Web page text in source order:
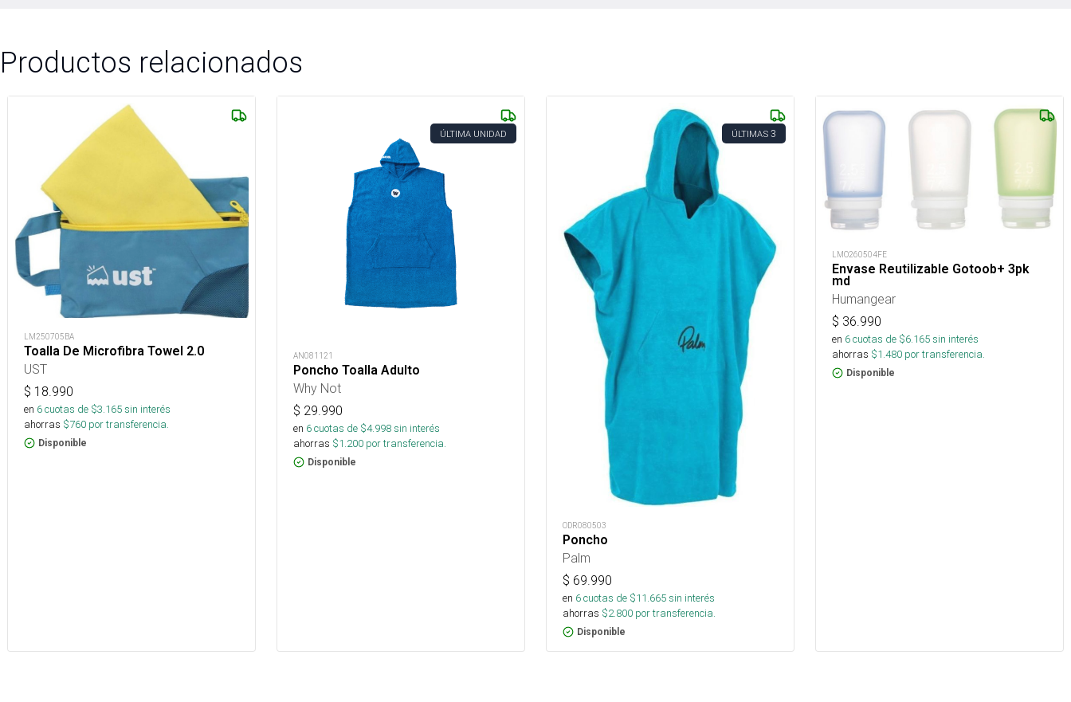
Productos relacionados
LM250705BA
Toalla De Microfibra Towel 2.0
UST
$ 18.990
en 6cuotas de $3.165sin interés
ahorras $760 por transferencia.
Disponible
ÚLTIMA UNIDAD
AN081121
Poncho Toalla Adulto
Why Not
$ 29.990
en 6cuotas de $4.998sin interés
ahorras $1.200 por transferencia.
Disponible
ÚLTIMAS 3
ODR080503
Poncho
Palm
$ 69.990
en 6cuotas de $11.665sin interés
ahorras $2.800 por transferencia.
Disponible
LMO260504FE
Envase Reutilizable Gotoob+ 3pk
md
Humangear
$ 36.990
en 6cuotas de $6.165sin interés
ahorras $1.480 por transferencia.
Disponible